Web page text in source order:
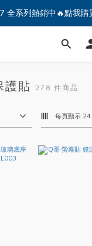
全系列熱銷中🔥點我
全系列熱銷中🔥點我
哥 Line 新好友領優惠券！
護貼 278 件商品
每頁顯示 24